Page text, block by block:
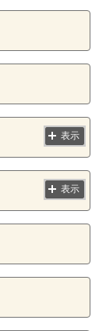
表示
表示